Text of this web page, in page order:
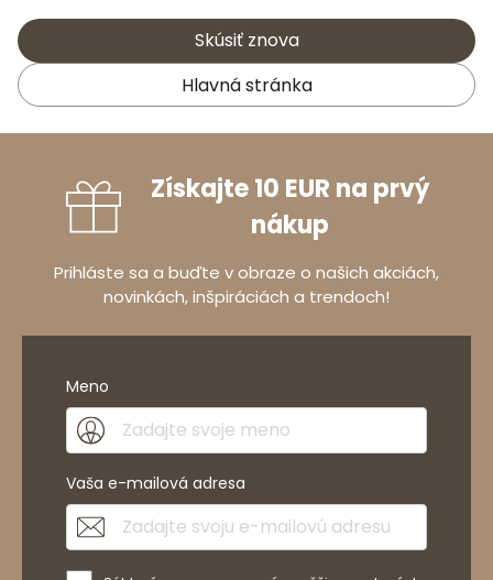
Skúsiť znova
Hlavná stránka
Získajte 10 EUR na prvý
nákup
Prihláste sa a buďte v obraze o našich akciách,
novinkách, inšpiráciách a trendoch!
Meno
Vaša e-mailová adresa